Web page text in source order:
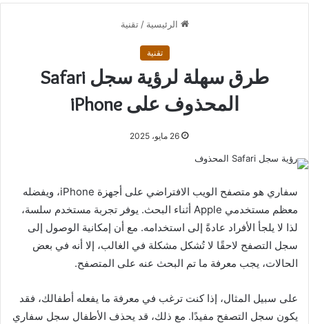
الرئيسية / تقنية
تقنية
طرق سهلة لرؤية سجل Safari
المحذوف على iPhone
26 مايو، 2025
سفاري هو متصفح الويب الافتراضي على أجهزة iPhone، ويفضله
معظم مستخدمي Apple أثناء البحث. يوفر تجربة مستخدم سلسة،
لذا لا يلجأ الأفراد عادةً إلى استخدامه. مع أن إمكانية الوصول إلى
سجل التصفح لاحقًا لا تُشكل مشكلة في الغالب، إلا أنه في بعض
الحالات، يجب معرفة ما تم البحث عنه على المتصفح.
على سبيل المثال، إذا كنت ترغب في معرفة ما يفعله أطفالك، فقد
يكون سجل التصفح مفيدًا. مع ذلك، قد يحذف الأطفال سجل سفاري